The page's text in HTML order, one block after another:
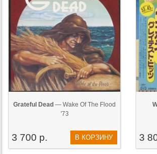
Grateful Dead — Wake Of The Flood
'73
3 700 р. В КОРЗИНУ 3